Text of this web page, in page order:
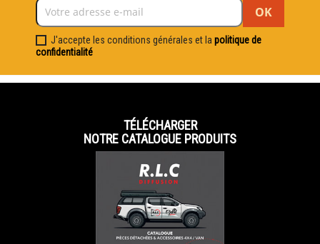
J'accepte les conditions générales et la politique de
confidentialité
TÉLÉCHARGER
NOTRE CATALOGUE PRODUITS